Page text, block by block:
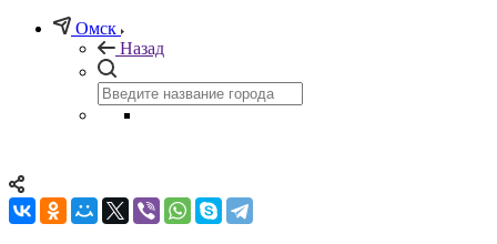
Омск
Назад